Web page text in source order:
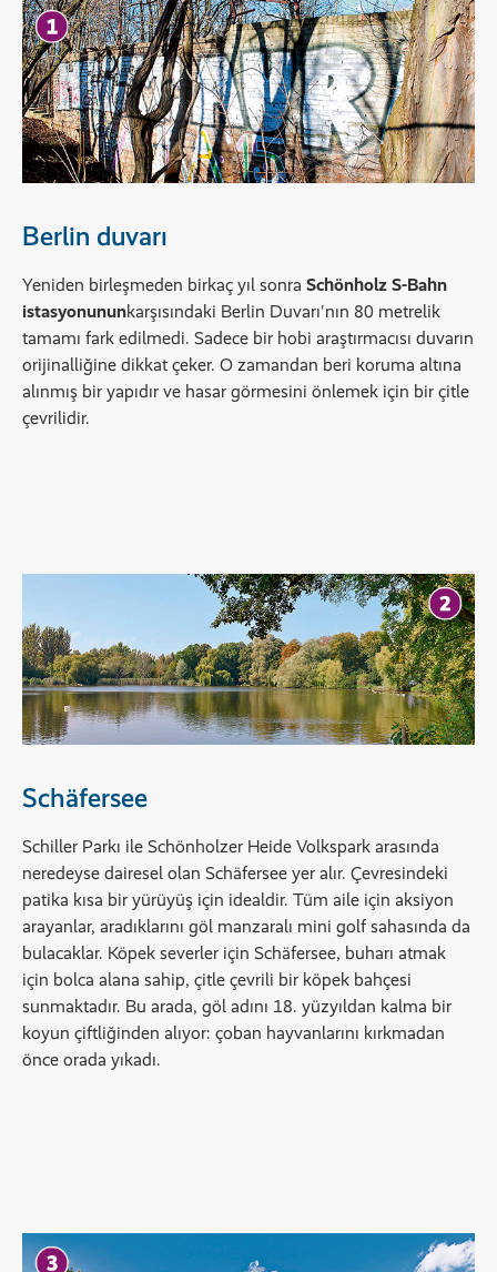
Berlin duvarı
Yeniden birleşmeden birkaç yıl sonra Schönholz S-Bahn
istasyonununkarşısındaki Berlin Duvarı'nın 80 metrelik
tamamı fark edilmedi. Sadece bir hobi araştırmacısı duvarın
orijinalliğine dikkat çeker. O zamandan beri koruma altına
alınmış bir yapıdır ve hasar görmesini önlemek için bir çitle
çevrilidir.
Schäfersee
Schiller Parkı ile Schönholzer Heide Volkspark arasında
neredeyse dairesel olan Schäfersee yer alır. Çevresindeki
patika kısa bir yürüyüş için idealdir. Tüm aile için aksiyon
arayanlar, aradıklarını göl manzaralı mini golf sahasında da
bulacaklar. Köpek severler için Schäfersee, buharı atmak
için bolca alana sahip, çitle çevrili bir köpek bahçesi
sunmaktadır. Bu arada, göl adını 18. yüzyıldan kalma bir
koyun çiftliğinden alıyor: çoban hayvanlarını kırkmadan
önce orada yıkadı.